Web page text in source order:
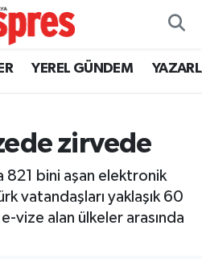
YEREL GÜNDEM
zirvede
821 bini aşan elektronik
vatandaşları yaklaşık 60
vize alan ülkeler arasında
ve Fikstür